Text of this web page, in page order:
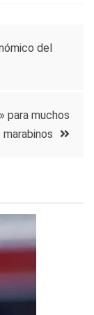
del
para muchos